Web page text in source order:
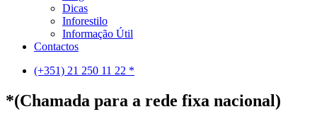
Dicas
Inforestilo
Informação Útil
Contactos
(+351) 21 250 11 22 *
*(Chamada para a rede fixa nacional)